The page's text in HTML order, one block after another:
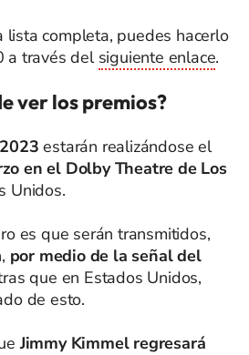
lista completa, puedes hacerlo
a través del siguiente enlace.
ver los premios?
estarán realizándose el
en el Dolby Theatre de Los
Unidos.
es que serán transmitidos,
por medio de la señal del
que en Estados Unidos,
de esto.
Jimmy Kimmel regresará